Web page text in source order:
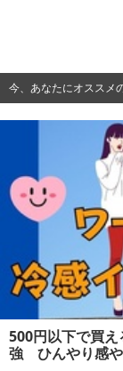
今、あなたにオススメ
500円以下で買
強 ひんやり感や